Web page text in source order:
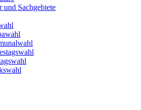
und Sachgebiete